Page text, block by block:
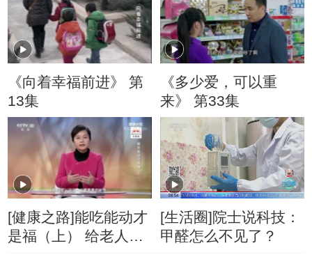
《向着幸福前进》 第
13集
《多少爱，可以重
来》 第33集
[健康之路]能吃能动才
是福（上） 给老人选
[生活圈]院士说科技：
甲醛怎么不见了？